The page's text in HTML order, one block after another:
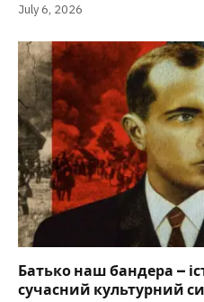
July 6, 2026
Батько наш бандера –
сучасний культурний